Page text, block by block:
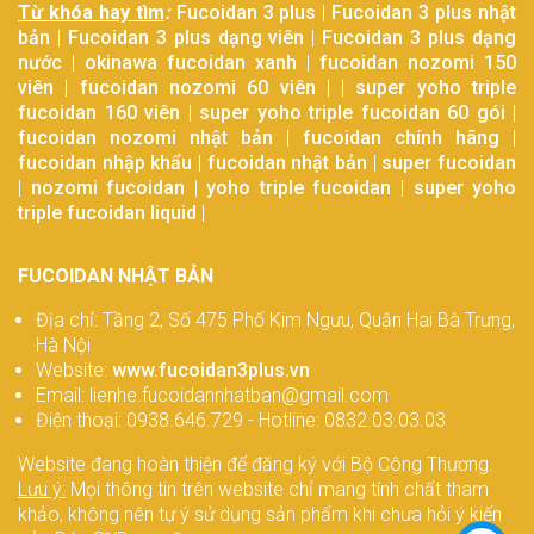
Từ khóa hay tìm: Fucoidan 3 plus | Fucoidan 3 plus nhật
bản | Fucoidan 3 plus dạng viên | Fucoidan 3 plus dạng
nước | okinawa fucoidan xanh | fucoidan nozomi 150
viên | fucoidan nozomi 60 viên | | super yoho triple
fucoidan 160 viên | super yoho triple fucoidan 60 gói |
fucoidan nozomi nhật bản | fucoidan chính hãng |
fucoidan nhập khẩu | fucoidan nhật bản | super fucoidan
| nozomi fucoidan |yoho triple fucoidan | super yoho
triple fucoidan liquid |
FUCOIDAN NHẬT BẢN
Địa chỉ: Tầng 2, Số 475 Phố Kim Ngưu, Quận Hai Bà Trưng,
Hà Nội
Website: www.fucoidan3plus.vn
Email: lienhe.fucoidannhatban@gmail.com
Điện thoại: 0938.646.729 - Hotline: 0832.03.03.03
Website đang hoàn thiện để đăng ký với Bộ Công Thương.
Lưu ý: Mọi thông tin trên website chỉ mang tính chất tham
khảo, không nên tự ý sử dụng sản phẩm khi chưa hỏi ý kiến